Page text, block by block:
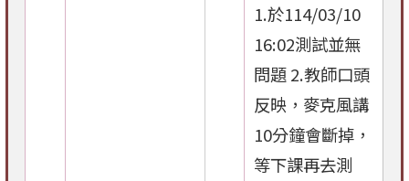
1.於114/03/10
16:02測試並無
問題 2.教師口頭
反映，麥克風講
10分鐘會斷掉，
等下課再去測